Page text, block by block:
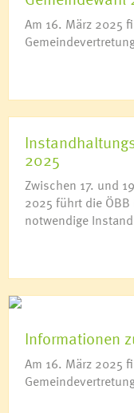
Am 16. März 2025
2025
Zwischen 17. und
2025 führt die
notwendige
Informationen
Am 16. März 2025